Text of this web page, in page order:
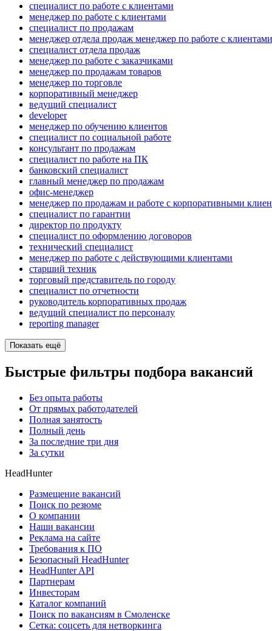
специалист по работе с клиентами
менеджер по работе с клиентами
специалист по продажам
менеджер отдела продаж менеджер по работе с клиентами
специалист отдела продаж
менеджер по работе с заказчиками
менеджер по продажам товаров
менеджер по торговле
корпоративный менеджер
ведущий специалист
developer
менеджер по обучению клиентов
специалист по социальной работе
консультант по продажам
специалист по работе на ПК
банковский специалист
главный менеджер по продажам
офис-менеджер
менеджер по продажам и работе с корпоративными
специалист по гарантии
директор по продукту
специалист по оформлению договоров
технический специалист
менеджер по работе с действующими клиентами
старший техник
торговый представитель по городу
специалист по отчетности
руководитель корпоративных продаж
ведущий специалист по персоналу
reporting manager
Показать ещё
Быстрые фильтры подбора вакансий
Без опыта работы
От прямых работодателей
Полная занятость
Полный день
За последние три дня
За сутки
HeadHunter
Размещение вакансий
Поиск по резюме
О компании
Наши вакансии
Реклама на сайте
Требования к ПО
Безопасный HeadHunter
HeadHunter API
Партнерам
Инвесторам
Каталог компаний
Поиск по вакансиям в Смоленске
Сетка: соцсеть для нетворкинга